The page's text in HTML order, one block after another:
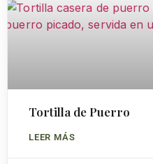
Tortilla de Puerro
LEER MÁS